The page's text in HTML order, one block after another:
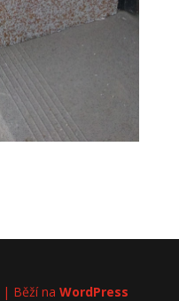
| Běží naWordPress